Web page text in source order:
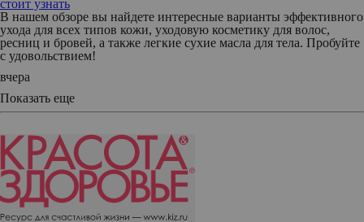
стоит узнать
В нашем обзоре вы найдете интересные варианты эффективного
ухода для всех типов кожи, уходовую косметику для волос,
ресниц и бровей, а также легкие сухие масла для тела. Пробуйте
с удовольствием!
вчера
Показать еще